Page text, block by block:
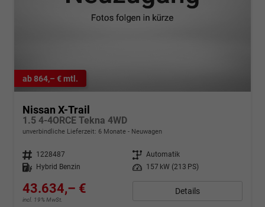
ab 864,– € mtl.
Nissan X-Trail
1.5 4-4ORCE Tekna 4WD
unverbindliche Lieferzeit: 6 Monate Neuwagen
Fahrzeugnr. 1228487 Getriebe Automatik
Kraftstoff
Hybrid Benzin Leistung 157 kW (213 PS)
43.634,– €
incl. 19% MwSt.
Details